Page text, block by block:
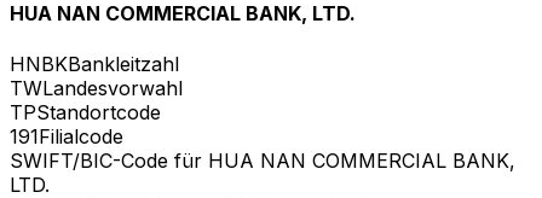
HUA NAN COMMERCIAL BANK, LTD.
HNBKBankleitzahl
TWLandesvorwahl
TPStandortcode
191Filialcode
SWIFT/BIC-Code für HUA NAN COMMERCIAL BANK,
LTD.